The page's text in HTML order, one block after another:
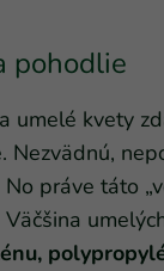
pohodlie
umelé kvety
Nezvädnú,
práve táto